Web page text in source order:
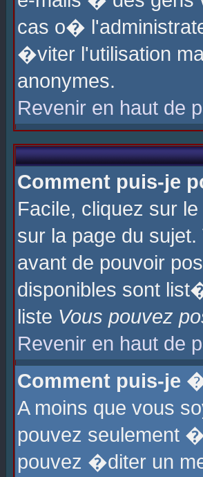
cas o�
�viter l'utilisation
anonymes.
Revenir en haut de
Comment puis-je
Facile, cliquez sur
sur la page du
avant de pouvoir
disponibles sont
liste Vous pouvez
Revenir en haut de
Comment puis-je
A moins que vous
pouvez seulement
pouvez �diter un